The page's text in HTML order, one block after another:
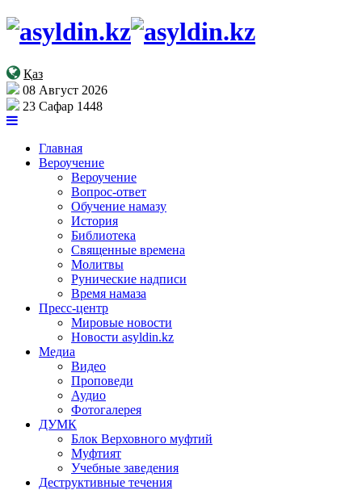
Қаз
08 Август 2026
23 Сафар 1448
Главная
Вероучение
Вероучение
Вопрос-ответ
Обучение намазу
История
Библиотека
Священные времена
Молитвы
Рунические надписи
Время намаза
Пресс-центр
Мировые новости
Новости asyldin.kz
Медиа
Видео
Проповеди
Аудио
Фотогалерея
ДУМК
Блок Верховного муфтий
Муфтият
Учебные заведения
Деструктивные течения